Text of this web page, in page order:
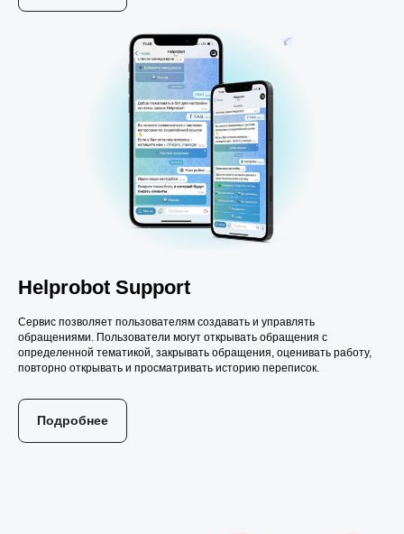
Helprobot Support
Сервис позволяет пользователям создавать и управлять
обращениями. Пользователи могут открывать обращения с
определенной тематикой, закрывать обращения, оценивать работу,
повторно открывать и просматривать историю переписок.
Подробнее